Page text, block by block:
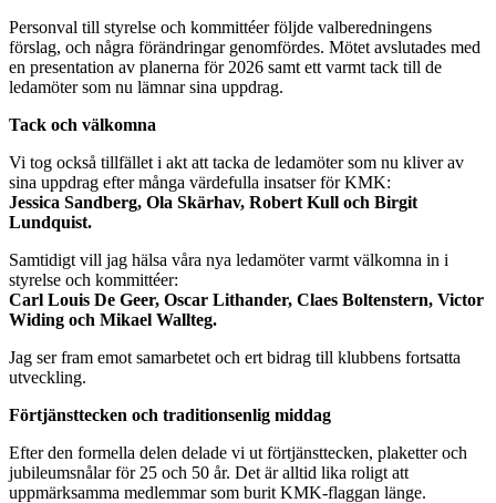
Personval till styrelse och kommittéer följde valberedningens
förslag, och några förändringar genomfördes. Mötet avslutades med
en presentation av planerna för 2026 samt ett varmt tack till de
ledamöter som nu lämnar sina uppdrag.
Tack och välkomna
Vi tog också tillfället i akt att tacka de ledamöter som nu kliver av
sina uppdrag efter många värdefulla insatser för KMK:
Jessica Sandberg, Ola Skärhav, Robert Kull och Birgit
Lundquist.
Samtidigt vill jag hälsa våra nya ledamöter varmt välkomna in i
styrelse och kommittéer:
Carl Louis De Geer, Oscar Lithander, Claes Boltenstern, Victor
Widing och Mikael Wallteg.
Jag ser fram emot samarbetet och ert bidrag till klubbens fortsatta
utveckling.
Förtjänsttecken och traditionsenlig middag
Efter den formella delen delade vi ut förtjänsttecken, plaketter och
jubileumsnålar för 25 och 50 år. Det är alltid lika roligt att
uppmärksamma medlemmar som burit KMK‑flaggan länge.